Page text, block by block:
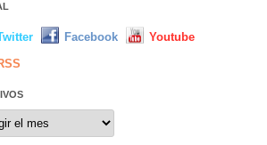
Facebook
Youtube